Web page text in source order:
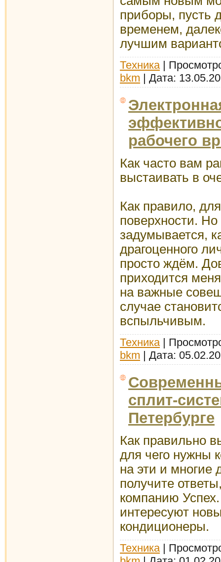
приборы, пусть
временем,
лучшим
Техника|
bkm | Дата:
рабочего
Как часто вам
выстаивать в
Как правило,
поверхности.
задумывается,
драгоценного
просто ждём.
приходится
на важные
случае
вспыльчивым.
Техника|
bkm | Дата:
сплит-
Петербурге
Как правильно
для чего нужны
на эти и многие
получите
компанию
интересуют
кондиционеры.
Техника|